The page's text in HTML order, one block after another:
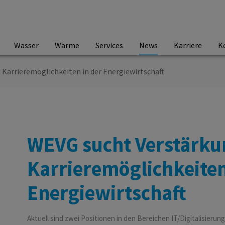
Wasser Wärme Services News Karriere
Karrieremöglichkeiten in der Energiewirtschaft
WEVG sucht
Energiewirtschaft
Aktuell sind zwei Positionen in den Bereichen IT/